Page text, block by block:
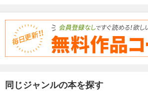
同じジャンルの本を探す